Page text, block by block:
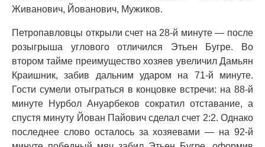
Живанович, Йованович, Мужиков.
Петропавловцы открыли счет на 28-й минуте — после
розыгрыша углового отличился Этьен Бугре. Во
втором тайме преимущество хозяев увеличил Дамьян
Краишник, забив дальним ударом на 71-й минуте.
Гости сумели отыграться в концовке встречи: на 88-й
минуте Нурбол Ануарбеков сократил отставание, а
спустя минуту Йован Пайович сделал счет 2:2. Однако
последнее слово осталось за хозяевами — на 92-й